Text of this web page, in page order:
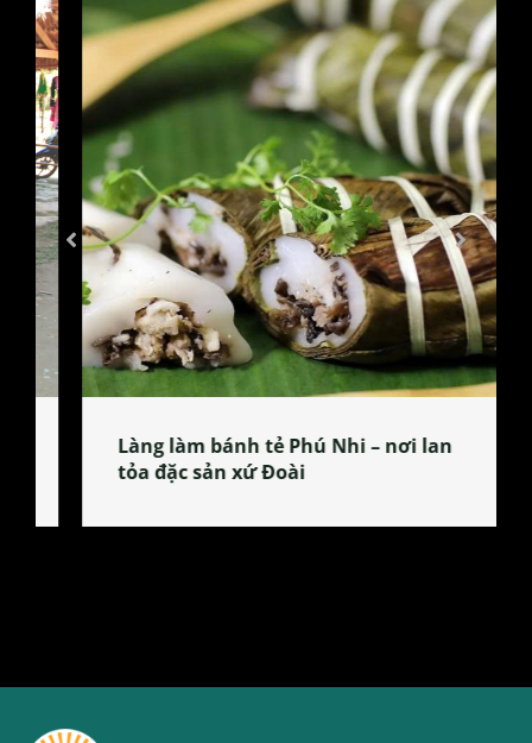
Làng làm bánh tẻ Phú Nhi – nơi lan
tỏa đặc sản xứ Đoài